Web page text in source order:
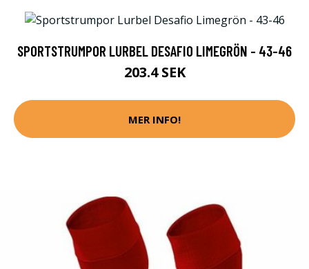
SPORTSTRUMPOR LURBEL DESAFIO LIMEGRÖN - 43-46
203.4 SEK
MER INFO!